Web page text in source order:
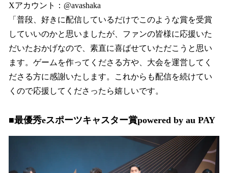
Xアカウント：@avashaka
「普段、好きに配信しているだけでこのような賞を受賞
していいのかと思いましたが、ファンの皆様に応援いた
だいたおかげなので、素直に喜ばせていただこうと思い
ます。ゲームを作ってくださる方や、大会を運営してく
ださる方に感謝いたします。これからも配信を続けてい
くので応援してくださったら嬉しいです。
■最優秀eスポーツキャスター賞powered by au PAY